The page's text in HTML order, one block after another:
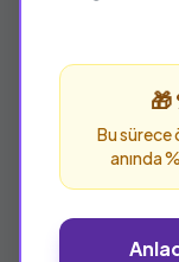
Bu sürece
anında